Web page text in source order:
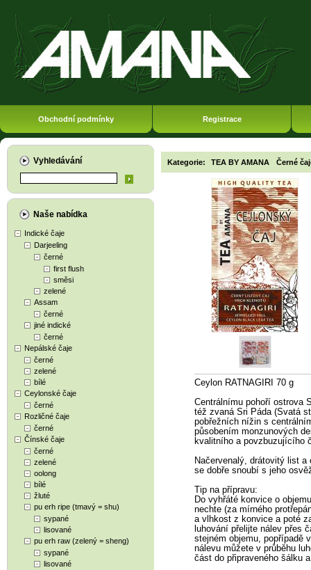
Obchodní podmínky Registrace
Vyhledávání
Naše nabídka
Indické čaje
Darjeeling
černé
first flush
směsi
zelené
Assam
černé
jiné indické
černé
Nepálské čaje
černé
zelené
bílé
Ceylonské čaje
černé
Rozličné čaje
černé
Čínské čaje
černé
zelené
oolong
bílé
žluté
pu erh ripe (tmavý = shu)
sypané
lisované
pu erh raw (zelený = sheng)
sypané
lisované
Kategorie: TEA BY AMANA Černé
Ceylon RATNAGIRI 70 g
Centrálnímu pohoří ostrova
též zvaná Sri Páda (Svatá
pobřežních nížin s
působením monzunových
kvalitního a povzbuzujícího
Načervenalý, drátovitý list a
se dobře snoubí s jeho
Tip na přípravu:
Do vyhřáté konvice o
nechte (za mírného
a vlhkost z konvice a poté
luhování přelijte nálev přes
stejném objemu, popřípadě
nálevu můžete v průběhu
část do připraveného šálku